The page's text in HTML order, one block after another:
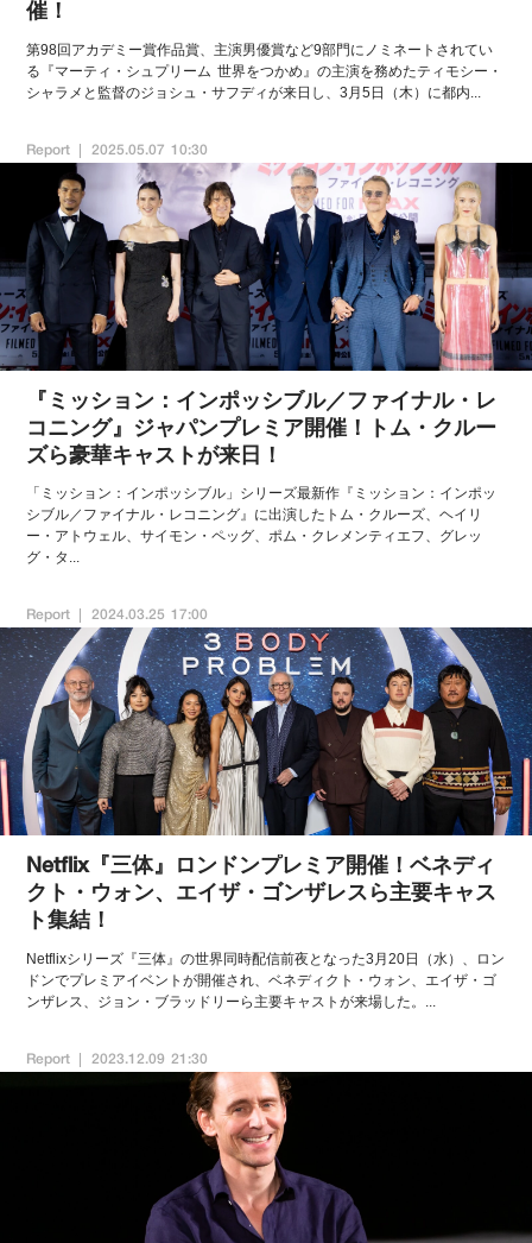
催！
第98回アカデミー賞作品賞、主演男優賞など9部門にノミネートされてい
る『マーティ・シュプリーム 世界をつかめ』の主演を務めたティモシー・
シャラメと監督のジョシュ・サフディが来日し、3月5日（木）に都内...
Report 2025.05.07 10:30
『ミッション：インポッシブル／ファイナル・レ
コニング』ジャパンプレミア開催！トム・クルー
ズら豪華キャストが来日！
「ミッション：インポッシブル」シリーズ最新作『ミッション：インポッ
シブル／ファイナル・レコニング』に出演したトム・クルーズ、ヘイリ
ー・アトウェル、サイモン・ペッグ、ポム・クレメンティエフ、グレッ
グ・タ...
Report 2024.03.25 17:00
Netflix『三体』ロンドンプレミア開催！ベネディ
クト・ウォン、エイザ・ゴンザレスら主要キャス
ト集結！
Netflixシリーズ『三体』の世界同時配信前夜となった3月20日（水）、ロン
ドンでプレミアイベントが開催され、ベネディクト・ウォン、エイザ・ゴ
ンザレス、ジョン・ブラッドリーら主要キャストが来場した。...
Report 2023.12.09 21:30